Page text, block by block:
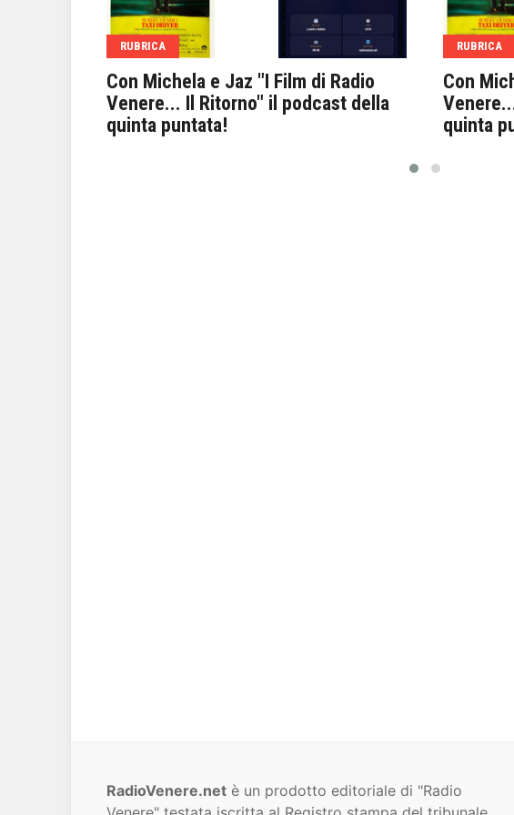
RUBRICA
Con Michela e Jaz "I Film di Radio
Venere... Il Ritorno" il podcast della
quinta puntata!
RUBRICA
Con
quinta
RadioVenere.net è un prodotto editoriale di "Radio